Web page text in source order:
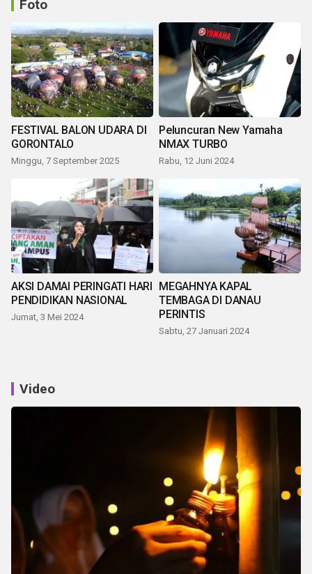
Foto
FESTIVAL BALON UDARA DI
GORONTALO
Minggu, 7 September 2025
Peluncuran New Yamaha
NMAX TURBO
Rabu, 12 Juni 2024
AKSI DAMAI PERINGATI HARI
PENDIDIKAN NASIONAL
Jumat, 3 Mei 2024
MEGAHNYA KAPAL
TEMBAGA DI DANAU
PERINTIS
Sabtu, 27 Januari 2024
Video